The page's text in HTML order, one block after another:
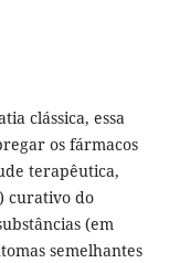
clássica, essa
os fármacos
terapêutica,
curativo do
(em
semelhantes